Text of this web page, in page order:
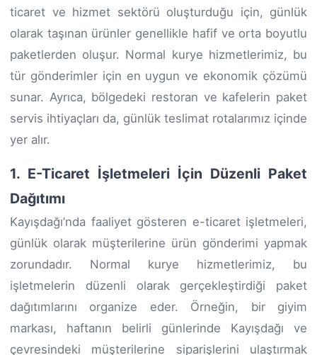
ticaret ve hizmet sektörü oluşturduğu için, günlük
olarak taşınan ürünler genellikle hafif ve orta boyutlu
paketlerden oluşur. Normal kurye hizmetlerimiz, bu
tür gönderimler için en uygun ve ekonomik çözümü
sunar. Ayrıca, bölgedeki restoran ve kafelerin paket
servis ihtiyaçları da, günlük teslimat rotalarımız içinde
yer alır.
1. E-Ticaret İşletmeleri İçin Düzenli Paket
Dağıtımı
Kayışdağı’nda faaliyet gösteren e-ticaret işletmeleri,
günlük olarak müşterilerine ürün gönderimi yapmak
zorundadır. Normal kurye hizmetlerimiz, bu
işletmelerin düzenli olarak gerçekleştirdiği paket
dağıtımlarını organize eder. Örneğin, bir giyim
markası, haftanın belirli günlerinde Kayışdağı ve
çevresindeki müşterilerine siparişlerini ulaştırmak